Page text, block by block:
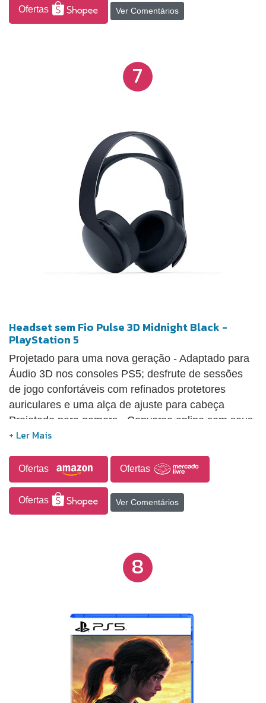
Ofertas Ver Comentários
7
Headset sem Fio Pulse 3D Midnight Black -
PlayStation 5
Projetado para uma nova geração - Adaptado para
Áudio 3D nos consoles PS5; desfrute de sessões
de jogo confortáveis com refinados protetores
auriculares e uma alça de ajuste para cabeça
Projetado para gamers - Converse online com seus
amigos através dos dois microfones integrados com
nível - Desfrute de até 12 horas de jogo sem fio
graças à bateria recarregável integrada
Apresentando um design refinado em dois tons, o
headset sem fio PULSE 3D Midnight Black
Ofertas Ofertas
Ofertas Ver Comentários
8